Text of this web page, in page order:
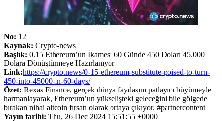
No: 12
Kaynak: Crypto-news
Başlık: 0.15 Ethereum’un İkamesi 60 Günde 450 Doları 45.000
Dolara Dönüştürmeye Hazırlanıyor
Link:https://crypto.news/0-15-ethereum-substitute-poised-to-turn-
450-into-45000-in-60-days/
Özet: Rexas Finance, gerçek dünya faydasını patlayıcı büyümeyle
harmanlayarak, Ethereum’un yükselişteki geleceğini bile gölgede
bırakan nihai altcoin fırsatı olarak ortaya çıkıyor. #partnercontent
Yayın tarihi: Thu, 26 Dec 2024 15:51:55 +0000